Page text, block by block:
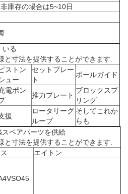
庫存の場合は5~10日
いる
と寸法を提供することができます.
ストン
ュー
セットプレー
ト
ボールガイド
電ポン
推力プレート
ブロックスプ
リング
援
ロータリーグ
ループ
そしてこれか
らも
ペアパーツを供給
と寸法を提供することができます.
エイトン